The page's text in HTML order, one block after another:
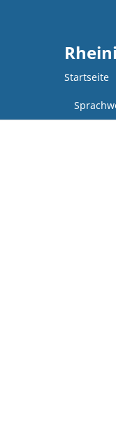
Startseite